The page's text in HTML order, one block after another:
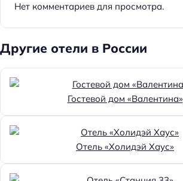
Оплата картой
Нет комментариев для просмотра.
Другие отели в России
Гостевой дом «Валентина»
Отель «Холидэй Хаус»